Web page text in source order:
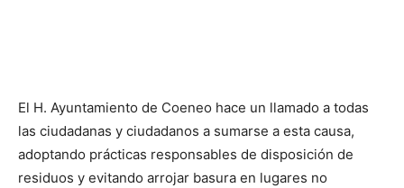
El H. Ayuntamiento de Coeneo hace un llamado a todas
las ciudadanas y ciudadanos a sumarse a esta causa,
adoptando prácticas responsables de disposición de
residuos y evitando arrojar basura en lugares no